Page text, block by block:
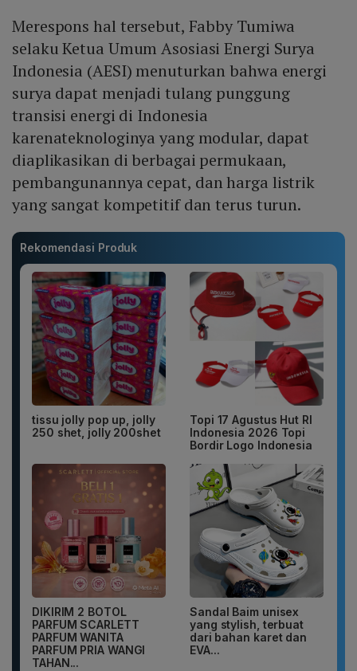
Merespons hal tersebut, Fabby Tumiwa
selaku Ketua Umum Asosiasi Energi Surya
Indonesia (AESI) menuturkan bahwa energi
surya dapat menjadi tulang punggung
transisi energi di Indonesia
karenateknologinya yang modular, dapat
diaplikasikan di berbagai permukaan,
pembangunannya cepat, dan harga listrik
yang sangat kompetitif dan terus turun.
Rekomendasi Produk
tissu jolly pop up, jolly
250 shet, jolly 200shet
Topi 17 Agustus Hut RI
Indonesia 2026 Topi
Bordir Logo Indonesia
DIKIRIM 2 BOTOL
PARFUM SCARLETT
PARFUM WANITA
PARFUM PRIA WANGI
TAHAN...
Sandal Baim unisex
yang stylish, terbuat
dari bahan karet dan
EVA...